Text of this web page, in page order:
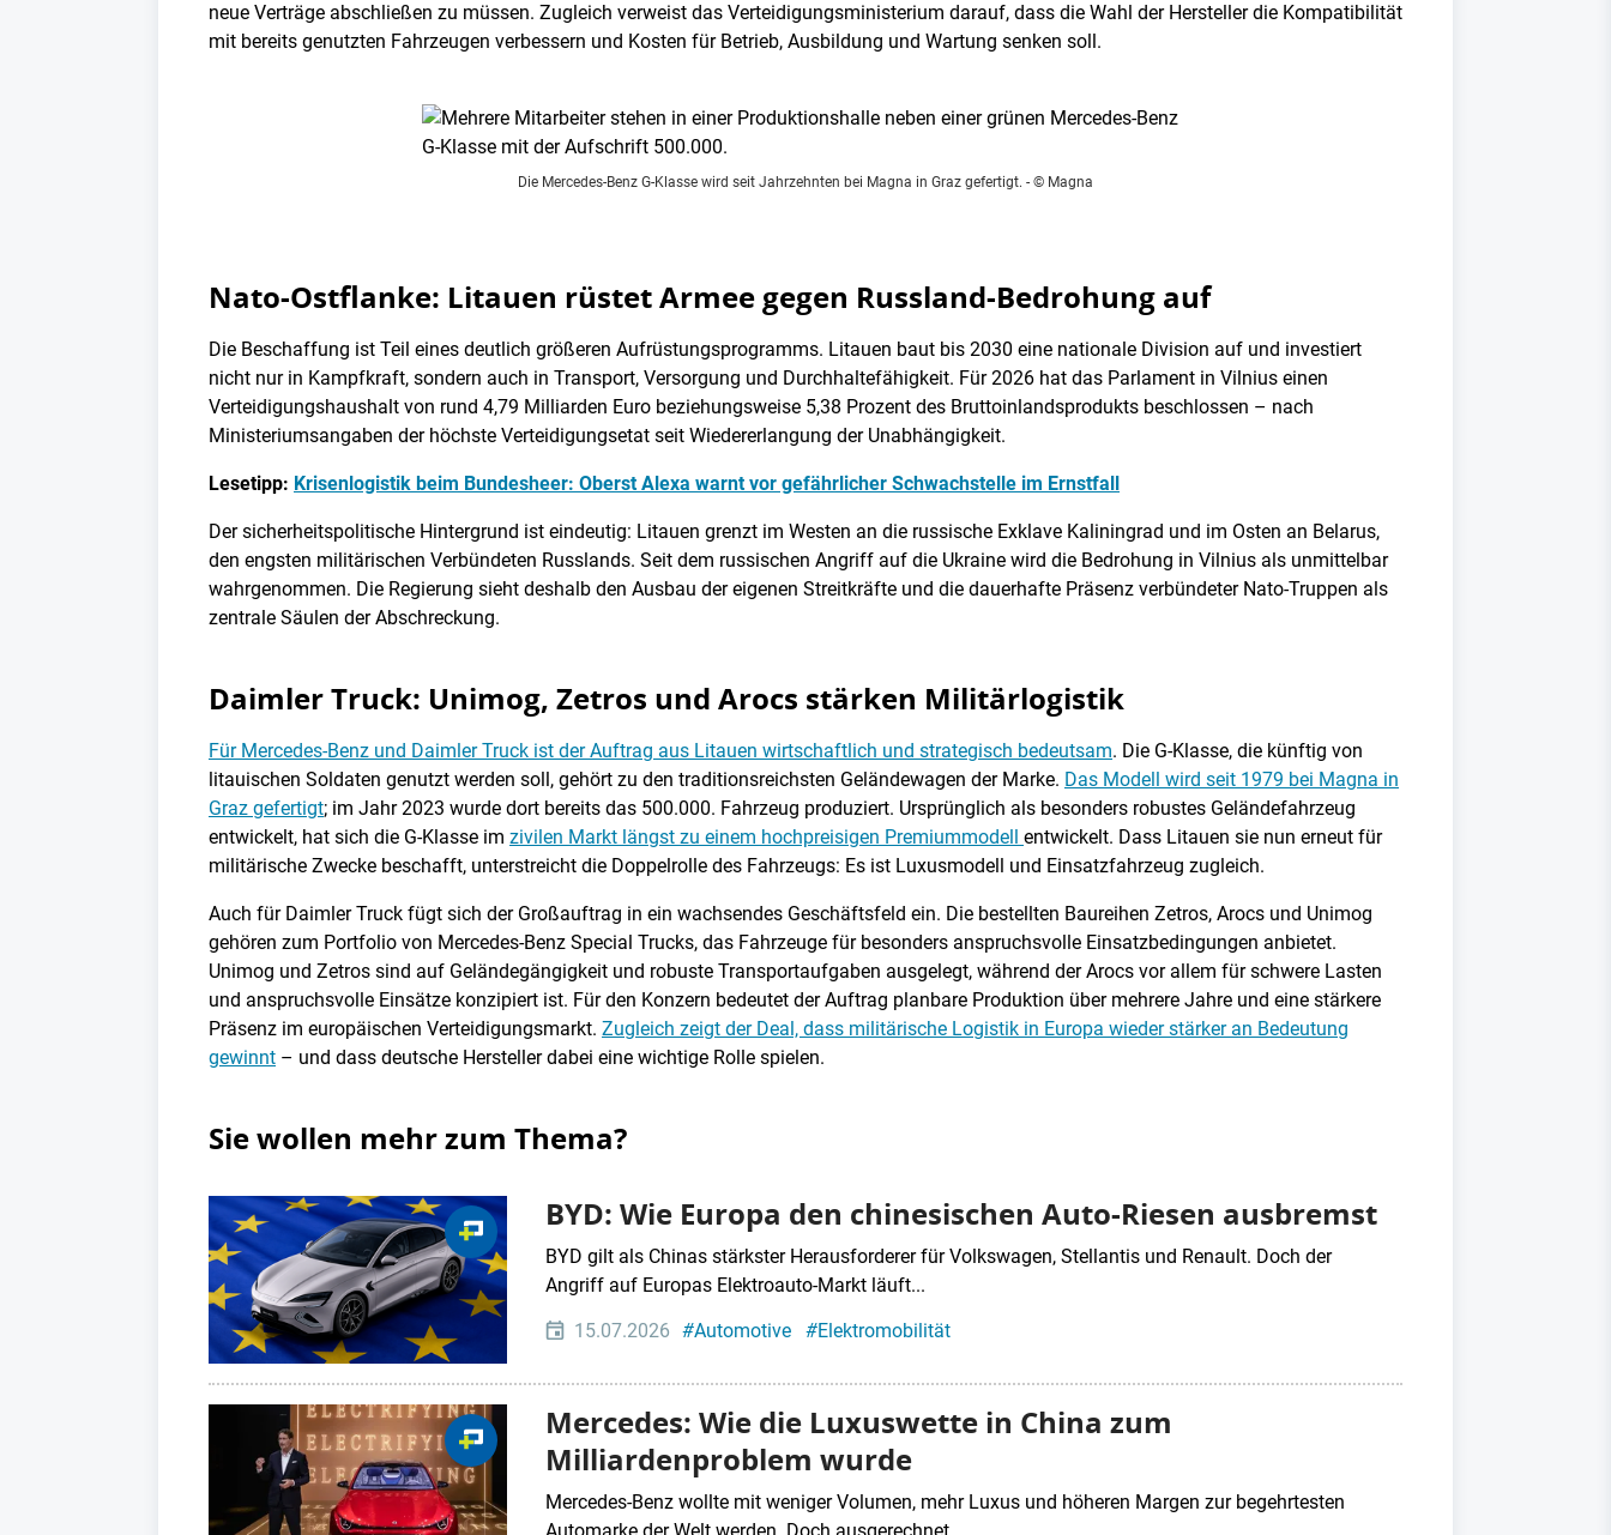
neue Verträge abschließen zu müssen. Zugleich verweist das Verteidigungsministerium darauf, dass die Wahl der Hersteller die Kompatibilität
mit bereits genutzten Fahrzeugen verbessern und Kosten für Betrieb, Ausbildung und Wartung senken soll.
Die Mercedes-Benz G-Klasse wird seit Jahrzehnten bei Magna in Graz gefertigt. - © Magna
Nato-Ostflanke: Litauen rüstet Armee gegen Russland-Bedrohung auf
Die Beschaffung ist Teil eines deutlich größeren Aufrüstungsprogramms. Litauen baut bis 2030 eine nationale Division auf und investiert
nicht nur in Kampfkraft, sondern auch in Transport, Versorgung und Durchhaltefähigkeit. Für 2026 hat das Parlament in Vilnius einen
Verteidigungshaushalt von rund 4,79 Milliarden Euro beziehungsweise 5,38 Prozent des Bruttoinlandsprodukts beschlossen – nach
Ministeriumsangaben der höchste Verteidigungsetat seit Wiedererlangung der Unabhängigkeit.
Lesetipp: Krisenlogistik beim Bundesheer: Oberst Alexa warnt vor gefährlicher Schwachstelle im Ernstfall
Der sicherheitspolitische Hintergrund ist eindeutig: Litauen grenzt im Westen an die russische Exklave Kaliningrad und im Osten an Belarus,
den engsten militärischen Verbündeten Russlands. Seit dem russischen Angriff auf die Ukraine wird die Bedrohung in Vilnius als unmittelbar
wahrgenommen. Die Regierung sieht deshalb den Ausbau der eigenen Streitkräfte und die dauerhafte Präsenz verbündeter Nato-Truppen als
zentrale Säulen der Abschreckung.
Daimler Truck: Unimog, Zetros und Arocs stärken Militärlogistik
Für Mercedes-Benz und Daimler Truck ist der Auftrag aus Litauen wirtschaftlich und strategisch bedeutsam. Die G-Klasse, die künftig von
litauischen Soldaten genutzt werden soll, gehört zu den traditionsreichsten Geländewagen der Marke. Das Modell wird seit 1979 bei Magna in
Graz gefertigt; im Jahr 2023 wurde dort bereits das 500.000. Fahrzeug produziert. Ursprünglich als besonders robustes Geländefahrzeug
entwickelt, hat sich die G-Klasse im zivilen Markt längst zu einem hochpreisigen Premiummodell entwickelt. Dass Litauen sie nun erneut für
militärische Zwecke beschafft, unterstreicht die Doppelrolle des Fahrzeugs: Es ist Luxusmodell und Einsatzfahrzeug zugleich.
Auch für Daimler Truck fügt sich der Großauftrag in ein wachsendes Geschäftsfeld ein. Die bestellten Baureihen Zetros, Arocs und Unimog
gehören zum Portfolio von Mercedes-Benz Special Trucks, das Fahrzeuge für besonders anspruchsvolle Einsatzbedingungen anbietet.
Unimog und Zetros sind auf Geländegängigkeit und robuste Transportaufgaben ausgelegt, während der Arocs vor allem für schwere Lasten
und anspruchsvolle Einsätze konzipiert ist. Für den Konzern bedeutet der Auftrag planbare Produktion über mehrere Jahre und eine stärkere
Präsenz im europäischen Verteidigungsmarkt. Zugleich zeigt der Deal, dass militärische Logistik in Europa wieder stärker an Bedeutung
gewinnt – und dass deutsche Hersteller dabei eine wichtige Rolle spielen.
Sie wollen mehr zum Thema?
BYD: Wie Europa den chinesischen Auto-Riesen ausbremst
BYD gilt als Chinas stärkster Herausforderer für Volkswagen, Stellantis und Renault. Doch der
Angriff auf Europas Elektroauto-Markt läuft...
15.07.2026 #Automotive #Elektromobilität
Mercedes: Wie die Luxuswette in China zum
Milliardenproblem wurde
Mercedes-Benz wollte mit weniger Volumen, mehr Luxus und höheren Margen zur begehrtesten